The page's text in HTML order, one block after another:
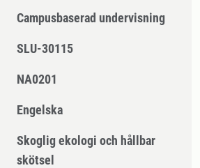
Campusbaserad undervisning
SLU-30115
NA0201
Engelska
Skoglig ekologi och hållbar
skötsel